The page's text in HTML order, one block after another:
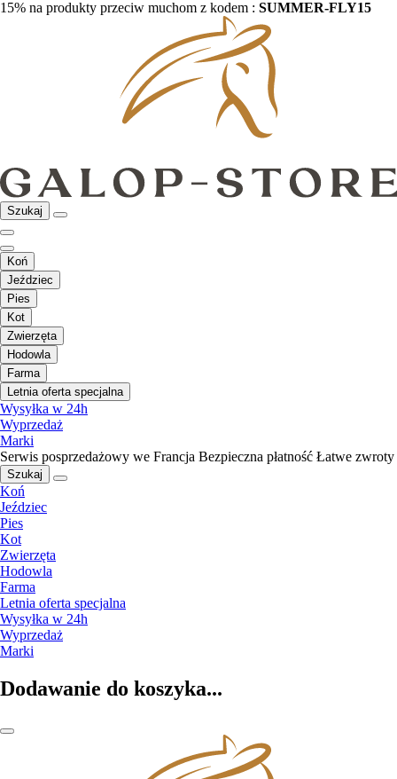
15% na produkty przeciw muchom z kodem : SUMMER-FLY15
Szukaj
Koń
Jeździec
Pies
Kot
Zwierzęta
Hodowla
Farma
Letnia oferta specjalna
Wysyłka w 24h
Wyprzedaż
Marki
Serwis posprzedażowy we Francja Bezpieczna płatność Łatwe zwroty
Szukaj
Koń
Jeździec
Pies
Kot
Zwierzęta
Hodowla
Farma
Letnia oferta specjalna
Wysyłka w 24h
Wyprzedaż
Marki
Dodawanie do koszyka...